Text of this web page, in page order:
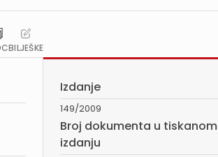
BILJEŠKE
Izdanje
149/2009
Broj dokumenta u tiskanom
izdanju